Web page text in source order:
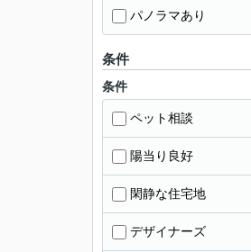
パノラマあり
条件
条件
ペット相談
陽当り良好
閑静な住宅地
デザイナーズ